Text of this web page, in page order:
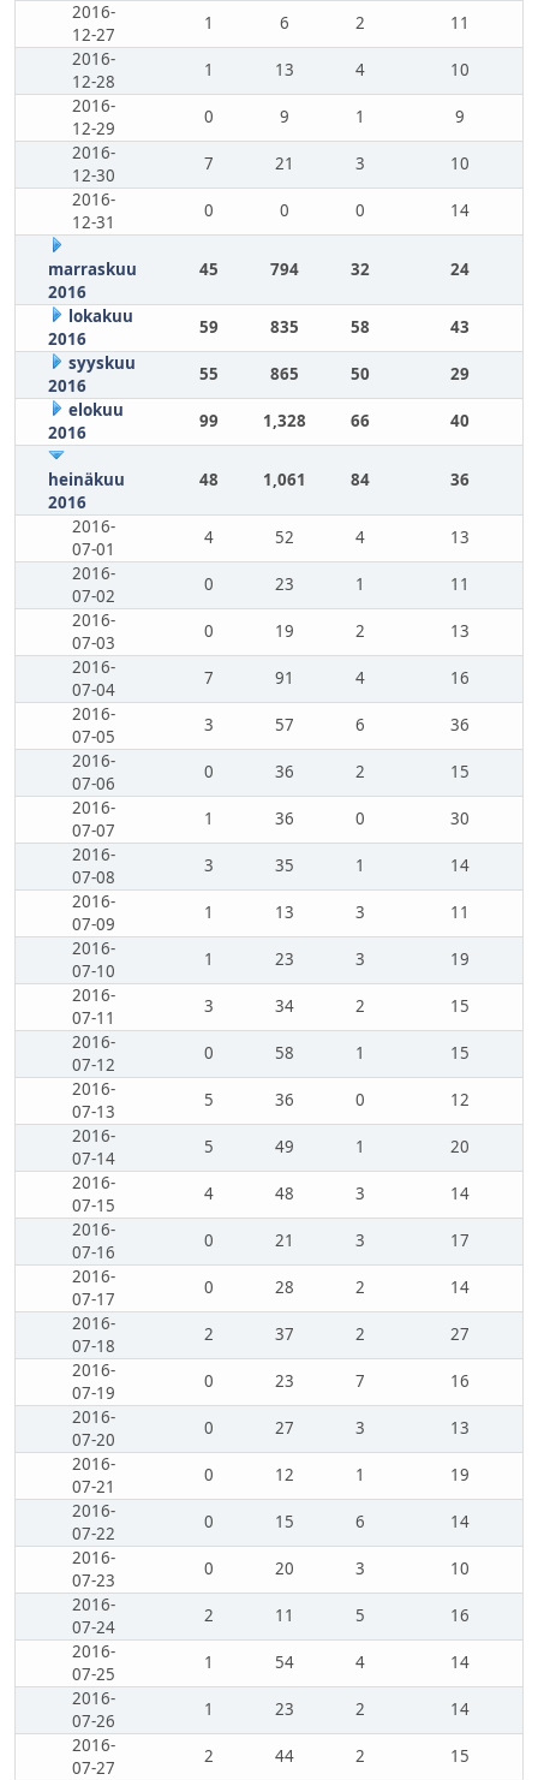
2016-
12-27
1 6 2
11
2016-
12-28
1 13 4
10
2016-
12-29
0 9 1
9
2016-
12-30
7 21 3
10
2016-
12-31
0 0 0 14
marraskuu
2016
45 794 32 24
lokakuu
2016
59 835 58
43
syyskuu
2016
55 865 50
29
elokuu
2016
99 1,328 66 40
heinäkuu
2016
48 1,061 84 36
2016-
07-01
4 52 4
13
2016-
07-02
0 23 1
11
2016-
07-03
0 19 2
13
2016-
07-04
7 91 4
16
2016-
07-05
3 57 6
36
2016-
07-06
0 36 2
15
2016-
07-07
1 36 0
30
2016-
07-08
3 35 1
14
2016-
07-09
1 13 3
11
2016-
07-10
1 23 3
19
2016-
07-11
3 34 2
15
2016-
07-12
0 58 1
15
2016-
07-13
5 36 0
12
2016-
07-14
5 49 1
20
2016-
07-15
4 48 3
14
2016-
07-16
0 21 3
17
2016-
07-17
0 28 2
14
2016-
07-18
2 37 2
27
2016-
07-19
0 23 7
16
2016-
07-20
0 27 3
13
2016-
07-21
0 12 1
19
2016-
07-22
0 15 6
14
2016-
07-23
0 20 3
10
2016-
07-24
2 11 5
16
2016-
07-25
1 54 4
14
2016-
07-26
1 23 2
14
2016-
07-27
2 44 2
15